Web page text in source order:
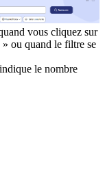
vous cliquez sur
ou quand le filtre se
le nombre